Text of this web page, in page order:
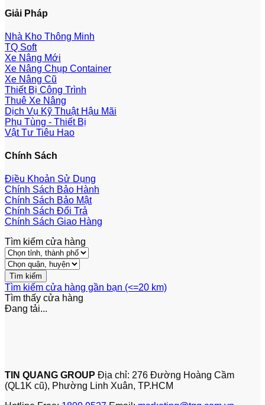
Giải Pháp
Nhà Kho Thông Minh
TQ Soft
Xe Nâng Mới
Xe Nâng Chụp Container
Xe Nâng Cũ
Thiết Bị Công Trình
Thuê Xe Nâng
Dịch Vụ Kỹ Thuật Hậu Mãi
Phụ Tùng - Thiết Bị
Vật Tư Tiêu Hao
Chính Sách
Điều Khoản Sử Dụng
Chính Sách Bảo Hành
Chính Sách Bảo Mật
Chính Sách Đổi Trả
Chính Sách Giao Hàng
Tìm kiếm cửa hàng
Tìm kiếm cửa hàng gần bạn (<=20 km)
Tìm thấy cửa hàng
Đang tải...
TIN QUANG GROUP Địa chỉ: 276 Đường Hoàng Cầm
(QL1K cũ), Phường Linh Xuân, TP.HCM